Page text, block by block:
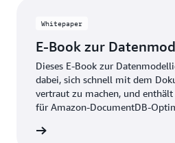
Whitepaper
E-Book zur
Dieses E-Book zur
dabei, sich schnell mit dem
vertraut zu machen, und
für Amazon-DocumentDB-
begeisterter Amazon-